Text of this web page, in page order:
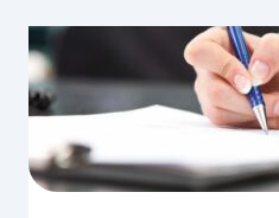
hälften av dessa företag
produktutvecklare med
omsättningen på export. I
företag har egna
tillverkade produkter som …